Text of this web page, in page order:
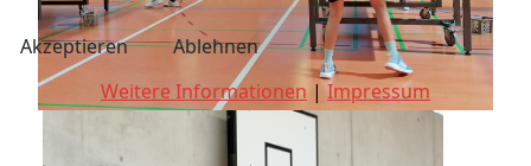
Akzeptieren
Ablehnen
Weitere Informationen |Impressum